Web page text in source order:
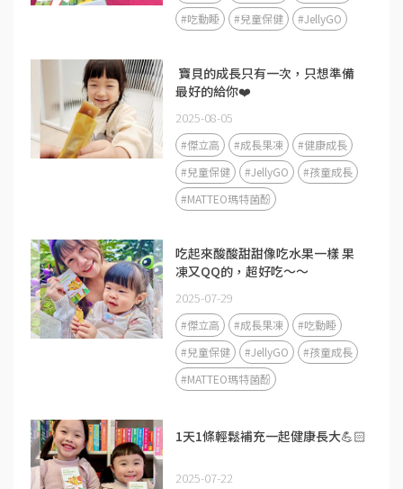
#吃動睡
#兒童保健 #JellyGO
​ 寶貝的成長只有一次，只想準備
最好的給你❤️
2025-08-05
#傑立高 #成長果凍
#健康成長
#兒童保健
#JellyGO
#孩童成長
#MATTEO瑪特菌酚
吃起來酸酸甜甜像吃水果一樣 果
凍又QQ的，超好吃～～
2025-07-29
#傑立高 #成長果凍
#吃動睡
#兒童保健
#JellyGO
#孩童成長
#MATTEO瑪特菌酚
1天1條輕鬆補充一起健康長大💪🏻
2025-07-22